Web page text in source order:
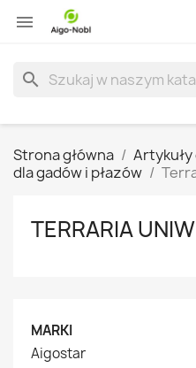

search
Strona główna
dla gadów i płazów
TERRARIA
MARKI
Aigostar